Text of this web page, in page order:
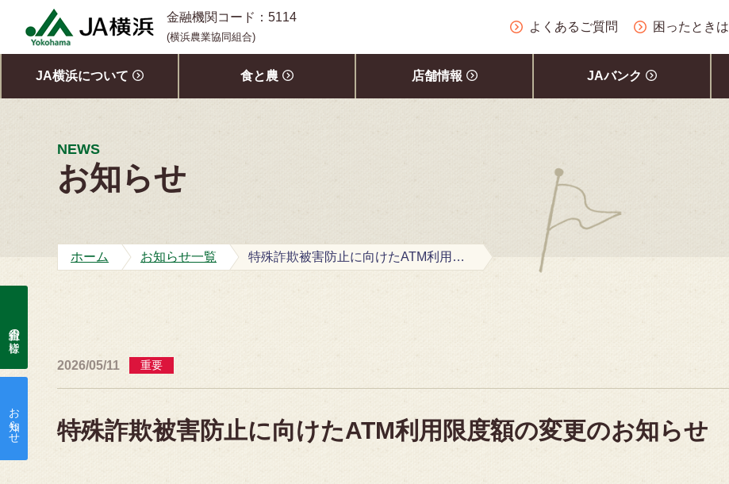
金融機関コード：5114
(横浜農業協同組合)
よくあるご質問 困ったときは
JA横浜について 食と農 店舗情報 JAバンク
組合員の皆様
お知らせ
NEWS
お知らせ
ホーム お知らせ一覧 特殊詐欺被害防止に向けたATM利用限度額の変更のお知らせ
2026/05/11 重要
特殊詐欺被害防止に向けたATM利用限度額の変更のお知らせ